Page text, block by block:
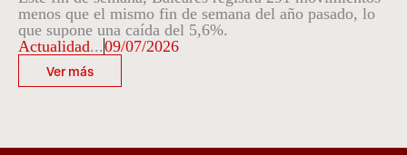
menos que el mismo fin de semana del año pasado, lo
que supone una caída del 5,6%.
Actualidad...09/07/2026
Ver más